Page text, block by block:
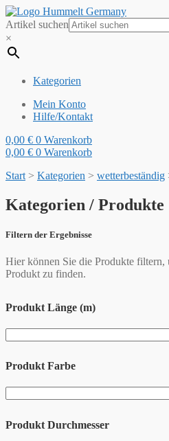
Artikel suchen
×
Kategorien
Mein Konto
Hilfe/Kontakt
0,00 € 0 Warenkorb
0,00 € 0 Warenkorb
Start > Kategorien > wetterbeständig
Kategorien / Produkte
Filtern der Ergebnisse
Hier können Sie die Produkte filtern,
Produkt zu finden.
Produkt Länge (m)
Produkt Farbe
Produkt Durchmesser